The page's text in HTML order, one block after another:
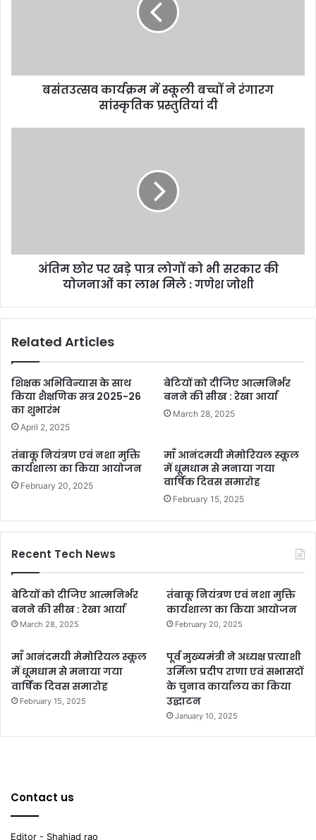
बसंतउत्सव कार्यक्रम में स्कूली बच्चों ने रंगारग
सांस्कृतिक प्रस्तुतियां दी
अंतिम छोर पर खड़े पात्र लोगों को भी सरकार की
योजनाओं का लाभ मिले : गणेश जोशी
Related Articles
शिक्षक अभिविन्यास के साथ
किया शैक्षणिक सत्र 2025-26
का शुभारंभ
April 2, 2025
बेटियों को दीजिए आत्मनिर्भर
बनने की सीख : रेखा आर्या
March 28, 2025
तंबाकू नियंत्रण एवं नशा मुक्ति
कार्यशाला का किया आयोजन
February 20, 2025
माँ आनंदमयी मेमोरियल स्कूल
में धूमधाम से मनाया गया
वार्षिक दिवस समारोह
February 15, 2025
Recent Tech News
बेटियों को दीजिए आत्मनिर्भर
बनने की सीख : रेखा आर्या
March 28, 2025
तंबाकू नियंत्रण एवं नशा मुक्ति
कार्यशाला का किया आयोजन
February 20, 2025
माँ आनंदमयी मेमोरियल स्कूल
में धूमधाम से मनाया गया
वार्षिक दिवस समारोह
February 15, 2025
पूर्व मुख्यमंत्री ने अध्यक्ष प्रत्याशी
उर्मिला प्रदीप राणा एवं सभासदों
के चुनाव कार्यालय का किया
उद्घाटन
January 10, 2025
Contact us
Editor - Shahjad rao